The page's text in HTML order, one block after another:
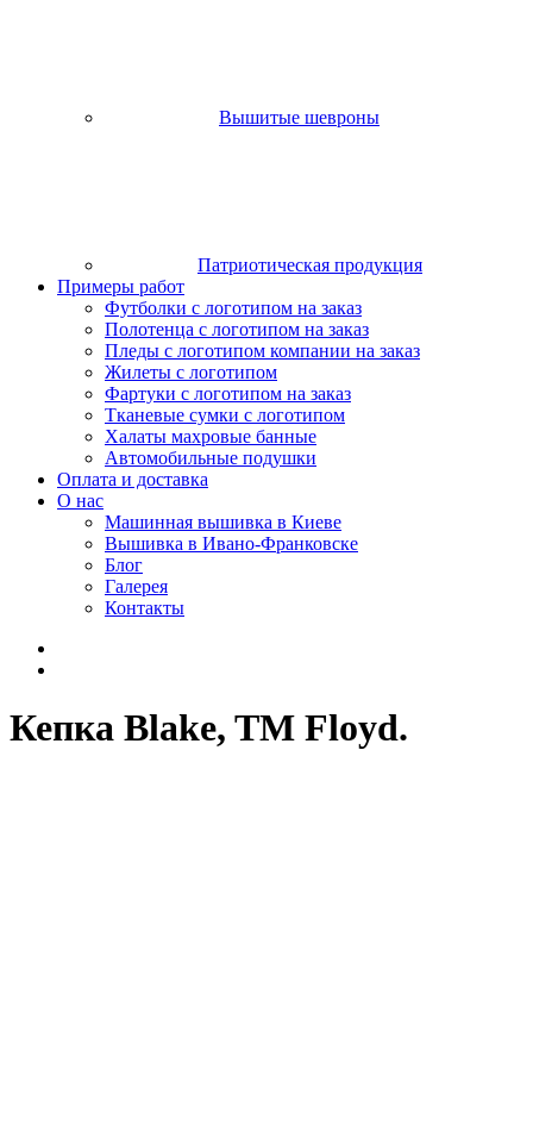
Вышитые шевроны
Патриотическая продукция
Примеры работ
Футболки с логотипом на заказ
Полотенца с логотипом на заказ
Пледы с логотипом компании на заказ
Жилеты с логотипом
Фартуки с логотипом на заказ
Тканевые сумки с логотипом
Халаты махровые банные
Автомобильные подушки
Оплата и доставка
О нас
Машинная вышивка в Киеве
Вышивка в Ивано-Франковске
Блог
Галерея
Контакты
Кепка Blake, TM Floyd.